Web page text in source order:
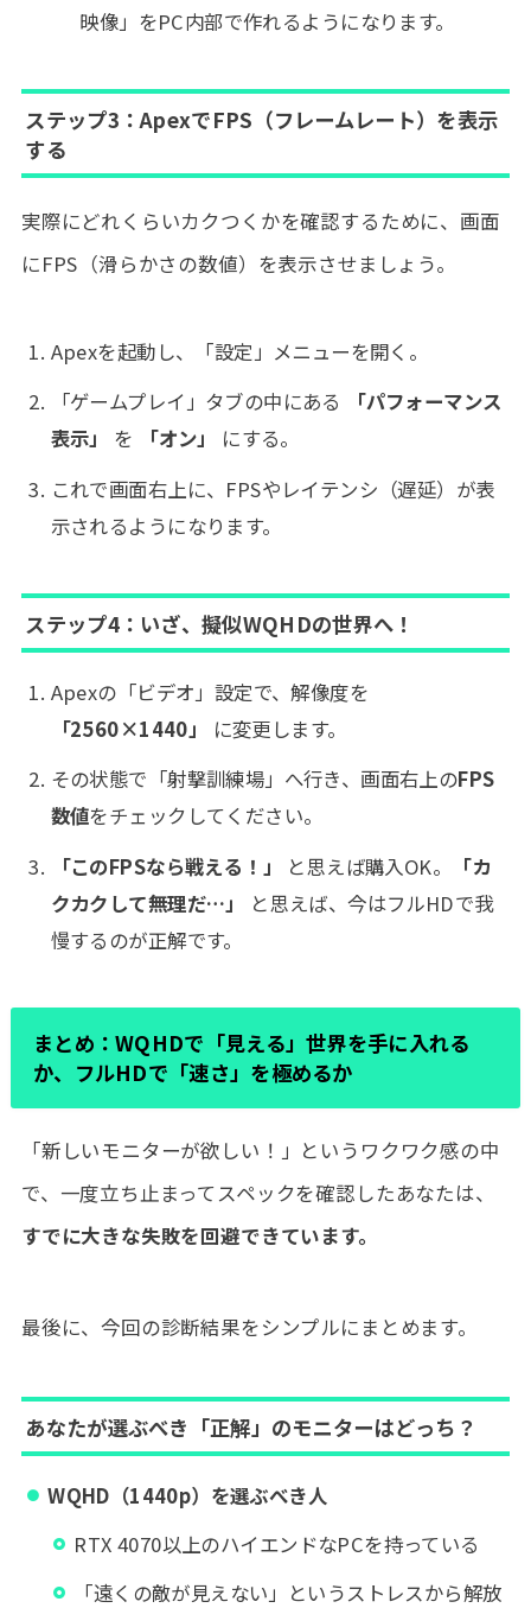
映像」をPC内部で作れるようになります。
ステップ3：ApexでFPS（フレームレート）を表示
する
実際にどれくらいカクつくかを確認するために、画面
にFPS（滑らかさの数値）を表示させましょう。
Apexを起動し、「設定」メニューを開く。
「ゲームプレイ」タブの中にある
「パフォーマンス
表示」
を 「オン」
にする。
これで画面右上に、FPSやレイテンシ（遅延）が表
示されるようになります。
ステップ4：いざ、擬似WQHDの世界へ！
Apexの「ビデオ」設定で、解像度を
「2560×1440」
に変更します。
その状態で「射撃訓練場」へ行き、画面右上のFPS
数値をチェックしてください。
「このFPSなら戦える！」
と思えば購入OK。
「カ
クカクして無理だ…」
と思えば、今はフルHDで我
慢するのが正解です。
まとめ：WQHDで「見える」世界を手に入れる
か、フルHDで「速さ」を極めるか
「新しいモニターが欲しい！」というワクワク感の中
で、一度立ち止まってスペックを確認したあなたは、
すでに大きな失敗を回避できています。
最後に、今回の診断結果をシンプルにまとめます。
あなたが選ぶべき「正解」のモニターはどっち？
WQHD（1440p）を選ぶべき人
RTX 4070以上のハイエンドなPCを持っている
「遠くの敵が見えない」というストレスから解放